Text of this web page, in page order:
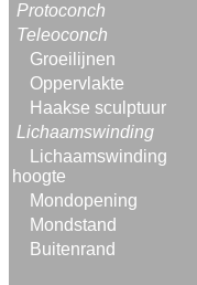
Protoconch
Teleoconch
Groeilijnen
Oppervlakte
Haakse sculptuur
Lichaamswinding
Lichaamswinding
hoogte
Mondopening
Mondstand
Buitenrand